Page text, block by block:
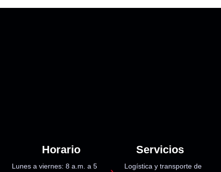
Horario
Lunes a viernes: 8 a.m. a 5
Servicios
Logística y transporte de